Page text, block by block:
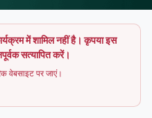
में शामिल नहीं है। कृपया इस
सत्यापित करें।
वेबसाइट पर जाएं।